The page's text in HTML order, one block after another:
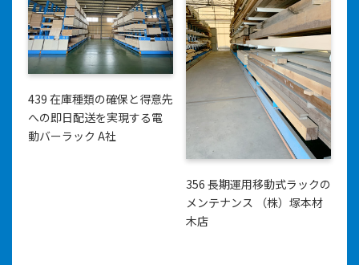
439 在庫種類の確保と得意先
への即日配送を実現する電
動バーラック A社
356 長期運用移動式ラックの
メンテナンス （株）塚本材
木店